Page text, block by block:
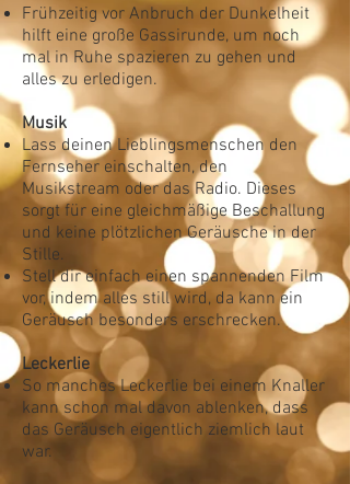
Frühzeitig vor Anbruch der Dunkelheit
hilft eine große Gassirunde, um noch
mal in Ruhe spazieren zu gehen und
alles zu erledigen.
Musik
Lass deinen Lieblingsmenschen den
Fernseher einschalten, den
Musikstream oder das Radio. Dieses
sorgt für eine gleichmäßige Beschallung
und keine plötzlichen Geräusche in der
Stille.
Stell dir einfach einen spannenden Film
vor, indem alles still wird, da kann ein
Geräusch besonders erschrecken.
Leckerlie
So manches Leckerlie bei einem Knaller
kann schon mal davon ablenken, dass
das Geräusch eigentlich ziemlich laut
war.